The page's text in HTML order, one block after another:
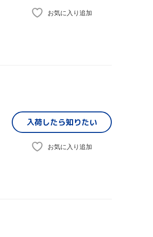
お気に入り追加
入荷したら知りたい
お気に入り追加